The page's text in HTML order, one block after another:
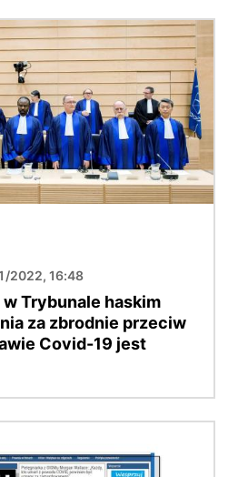
2022, 16:48
Trybunale haskim
za zbrodnie przeciw
Covid-19 jest